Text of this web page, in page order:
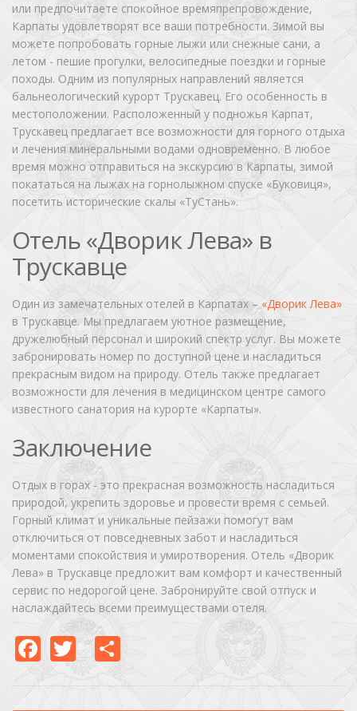
или предпочитаете спокойное времяпрепровождение,
Карпаты удовлетворят все ваши потребности. Зимой вы
можете попробовать горные лыжи или снежные сани, а
летом - пешие прогулки, велосипедные поездки и горные
походы. Одним из популярных направлений является
бальнеологический курорт Трускавец. Его особенность в
местоположении. Расположенный у подножья Карпат,
Трускавец предлагает все возможности для горного отдыха
и лечения минеральными водами одновременно. В любое
время можно отправиться на экскурсию в Карпаты, зимой
покататься на лыжах на горнолыжном спуске «Буковиця»,
посетить исторические скалы «ТуСтань».
Отель «Дворик Лева» в
Трускавце
Один из замечательных отелей в Карпатах –«Дворик Лева»
в Трускавце. Мы предлагаем уютное размещение,
дружелюбный персонал и широкий спектр услуг. Вы можете
забронировать номер по доступной цене и насладиться
прекрасным видом на природу. Отель также предлагает
возможности для лечения в медицинском центре самого
известного санатория на курорте «Карпаты».
Заключение
Отдых в горах - это прекрасная возможность насладиться
природой, укрепить здоровье и провести время с семьей.
Горный климат и уникальные пейзажи помогут вам
отключиться от повседневных забот и насладиться
моментами спокойствия и умиротворения. Отель «Дворик
Лева» в Трускавце предложит вам комфорт и качественный
сервис по недорогой цене. Забронируйте свой отпуск и
наслаждайтесь всеми преимуществами отеля.
Facebook
Twitter